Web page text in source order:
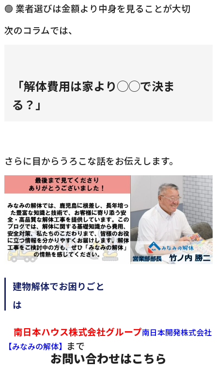
🟢 業者選びは金額より中身を見ることが大切
次のコラムでは、
「解体費用は家より◯◯で決ま
る？」
さらに目からうろこな話をお伝えします。
建物解体でお困りごと
南日本ハウス株式会社グループ南日本開発株式会社
【みなみの解体】 まで
お問い合わせはこちら